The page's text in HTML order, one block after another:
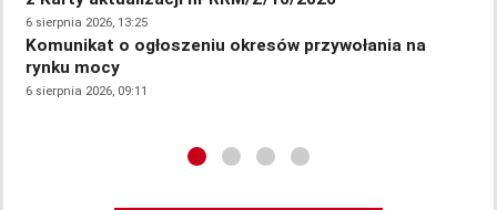
6 sierpnia 2026, 13:25
Komunikat o ogłoszeniu okresów przywołania na
rynku mocy
6 sierpnia 2026, 09:11